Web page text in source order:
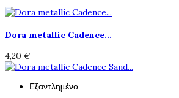
Dora metallic Cadence...
4,20 €
Εξαντλημένο